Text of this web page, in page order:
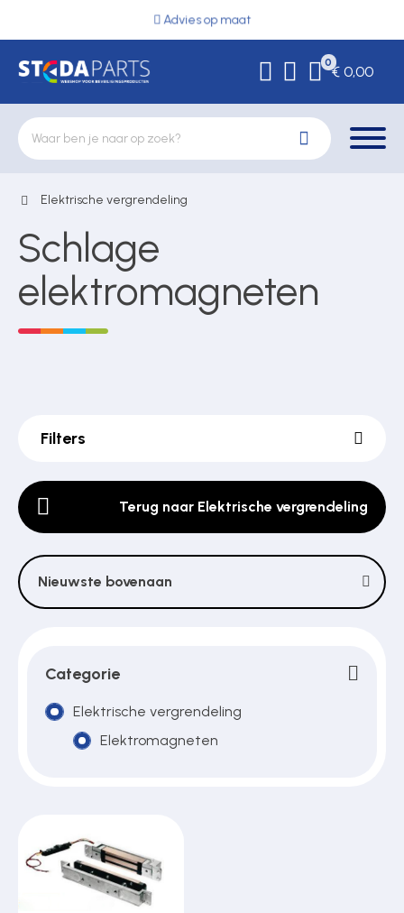
Advies op maat
0
€ 0,00
Deurbeslag
Elektrische vergrendeling
Hekwerkonderdelen
Pulsgevers
Sloten
Toegangscontrole
Toegangsverlening
Over ons
Elektrische vergrendeling
Schlage
elektromagneten
Filters
Terug naar Elektrische vergrendeling
Nieuwste bovenaan
Categorie
Elektrische vergrendeling
Elektromagneten